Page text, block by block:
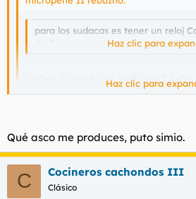
para los sudacas es tener un reloj
Haz clic para
¿saben lo que es un reloj casio?
de lo que yo me creiaHaz clic para
Si claro yo estoy posteando gracias a
lado de mi casa y lo hace mandando
catalanes que son sus familiares ellos
opiniones.
Haz clic para
Qué asco me produces, puto simio.
C Cocineros cachondos III
Clásico